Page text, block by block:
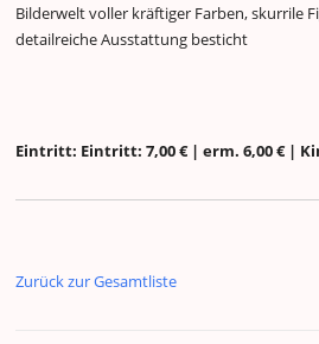
Bilderwelt voller kräftiger Farben, skurrile
detailreiche Ausstattung besticht
Eintritt: Eintritt: 7,00 € | erm. 6,00 € |
Zurück zur Gesamtliste